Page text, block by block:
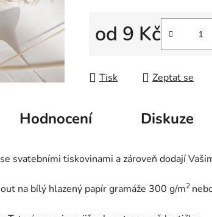
od 9 Kč
Tisk Zeptat se
Hodnocení Diskuze
svatebními tiskovinami a zároveň dodají
na bílý hlazený papír gramáže 300 g/m2